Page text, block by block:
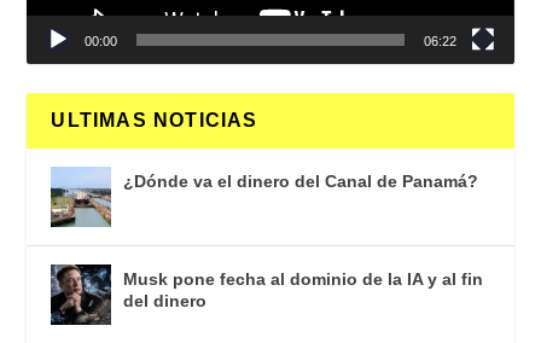
00:00 06:22
ULTIMAS NOTICIAS
¿Dónde va el dinero del Canal de Panamá?
Musk pone fecha al dominio de la IA y al fin
del dinero